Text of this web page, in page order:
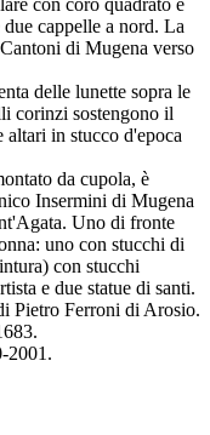
con coro quadrato e
cappelle a nord. La
di Mugena verso
delle lunette sopra le
corinzi sostengono il
altari in stucco d'epoca
da cupola, è
Insermini di Mugena
Uno di fronte
uno con stucchi di
con stucchi
e due statue di santi.
Pietro Ferroni di Arosio.
2001.